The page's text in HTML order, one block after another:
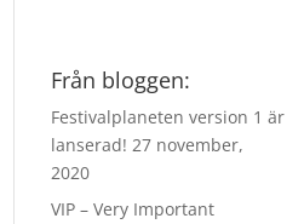
Från bloggen:
Festivalplaneten version 1 är
lanserad! 27 november,
2020
VIP – Very Important